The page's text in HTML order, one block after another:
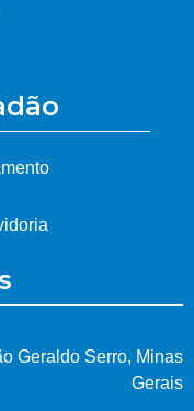
Geraldo Serro, Minas
Gerais